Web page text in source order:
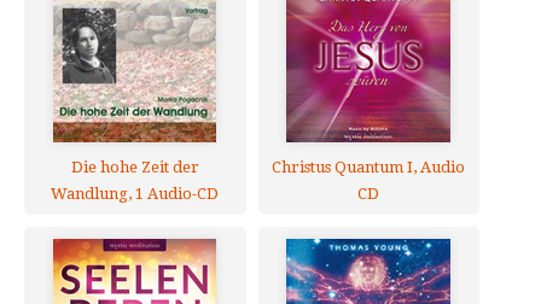
Die hohe Zeit der
Wandlung, 1 Audio-CD
Christus Quantum I, Audio
CD